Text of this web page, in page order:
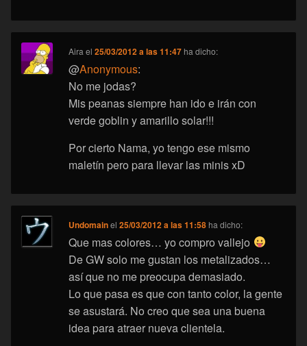
Aira el25/03/2012 a las 11:47 ha dicho:
@Anonymous:
No me jodas?
Mis peanas siempre han ido e irán con
verde goblin y amarillo solar!!!
Por cierto Nama, yo tengo ese mismo
maletín pero para llevar las minis xD
Undomainel25/03/2012 a las 11:58 ha dicho:
Que mas colores… yo compro vallejo
De GW solo me gustan los metalizados…
así que no me preocupa demasiado.
Lo que pasa es que con tanto color, la gente
se asustará. No creo que sea una buena
idea para atraer nueva clientela.